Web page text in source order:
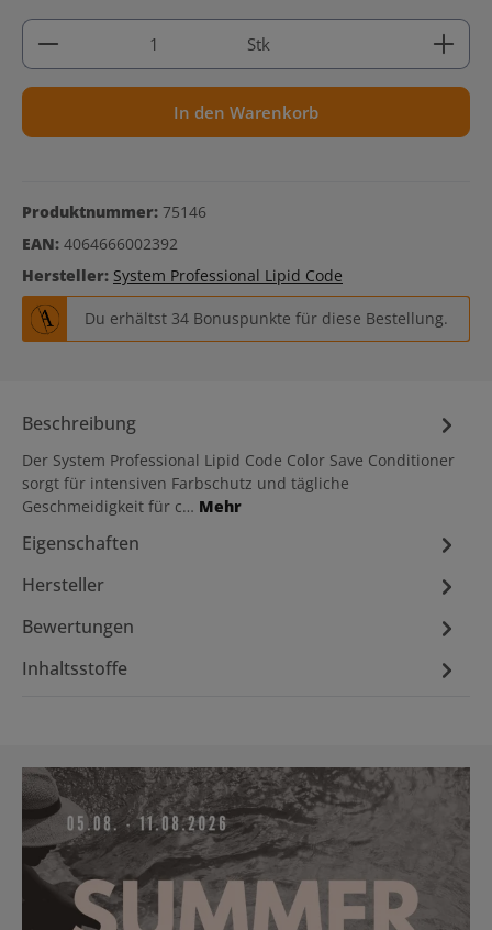
Produkt Anzahl: Gib den gewünschten Wert ein
Stk
In den Warenkorb
Produktnummer: 75146
EAN: 4064666002392
Hersteller: System Professional Lipid Code
Du erhältst 34 Bonuspunkte für diese Bestellung.
Beschreibung
Der System Professional Lipid Code Color Save Conditioner
sorgt für intensiven Farbschutz und tägliche
Geschmeidigkeit für c… Mehr
Eigenschaften
Hersteller
Bewertungen
Inhaltsstoffe